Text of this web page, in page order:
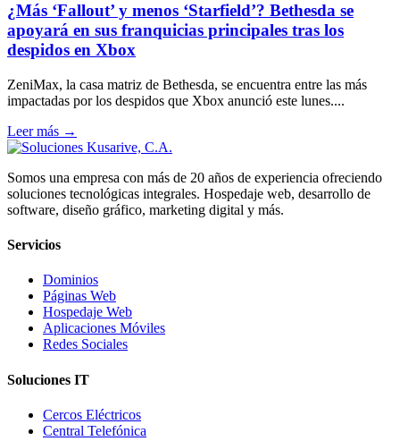
¿Más ‘Fallout’ y menos ‘Starfield’? Bethesda se
apoyará en sus franquicias principales tras los
despidos en Xbox
ZeniMax, la casa matriz de Bethesda, se encuentra entre las más
impactadas por los despidos que Xbox anunció este lunes....
Leer más →
Somos una empresa con más de 20 años de experiencia ofreciendo
soluciones tecnológicas integrales. Hospedaje web, desarrollo de
software, diseño gráfico, marketing digital y más.
Servicios
Dominios
Páginas Web
Hospedaje Web
Aplicaciones Móviles
Redes Sociales
Soluciones IT
Cercos Eléctricos
Central Telefónica